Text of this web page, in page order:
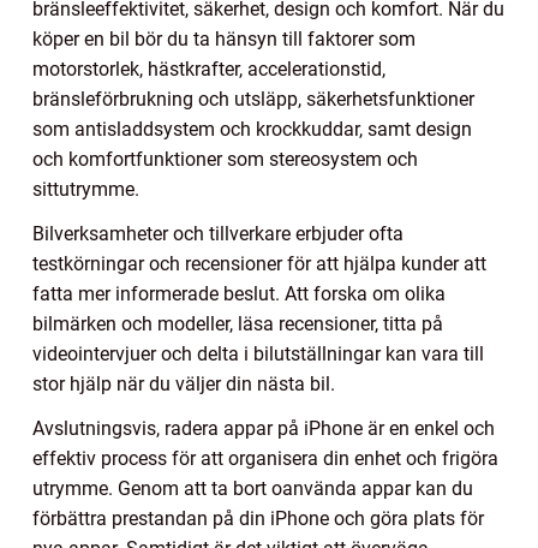
bränsleeffektivitet, säkerhet, design och komfort. När du
köper en bil bör du ta hänsyn till faktorer som
motorstorlek, hästkrafter, accelerationstid,
bränsleförbrukning och utsläpp, säkerhetsfunktioner
som antisladdsystem och krockkuddar, samt design
och komfortfunktioner som stereosystem och
sittutrymme.
Bilverksamheter och tillverkare erbjuder ofta
testkörningar och recensioner för att hjälpa kunder att
fatta mer informerade beslut. Att forska om olika
bilmärken och modeller, läsa recensioner, titta på
videointervjuer och delta i bilutställningar kan vara till
stor hjälp när du väljer din nästa bil.
Avslutningsvis, radera appar på iPhone är en enkel och
effektiv process för att organisera din enhet och frigöra
utrymme. Genom att ta bort oanvända appar kan du
förbättra prestandan på din iPhone och göra plats för